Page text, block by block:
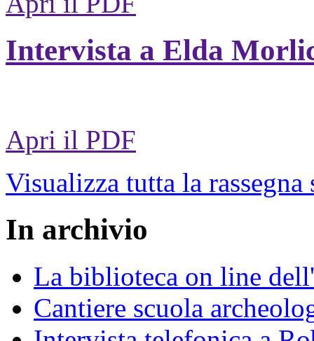
Intervista a Elda
Apri il PDF
Visualizza tutta la rassegna
In archivio
La biblioteca on line
Cantiere scuola